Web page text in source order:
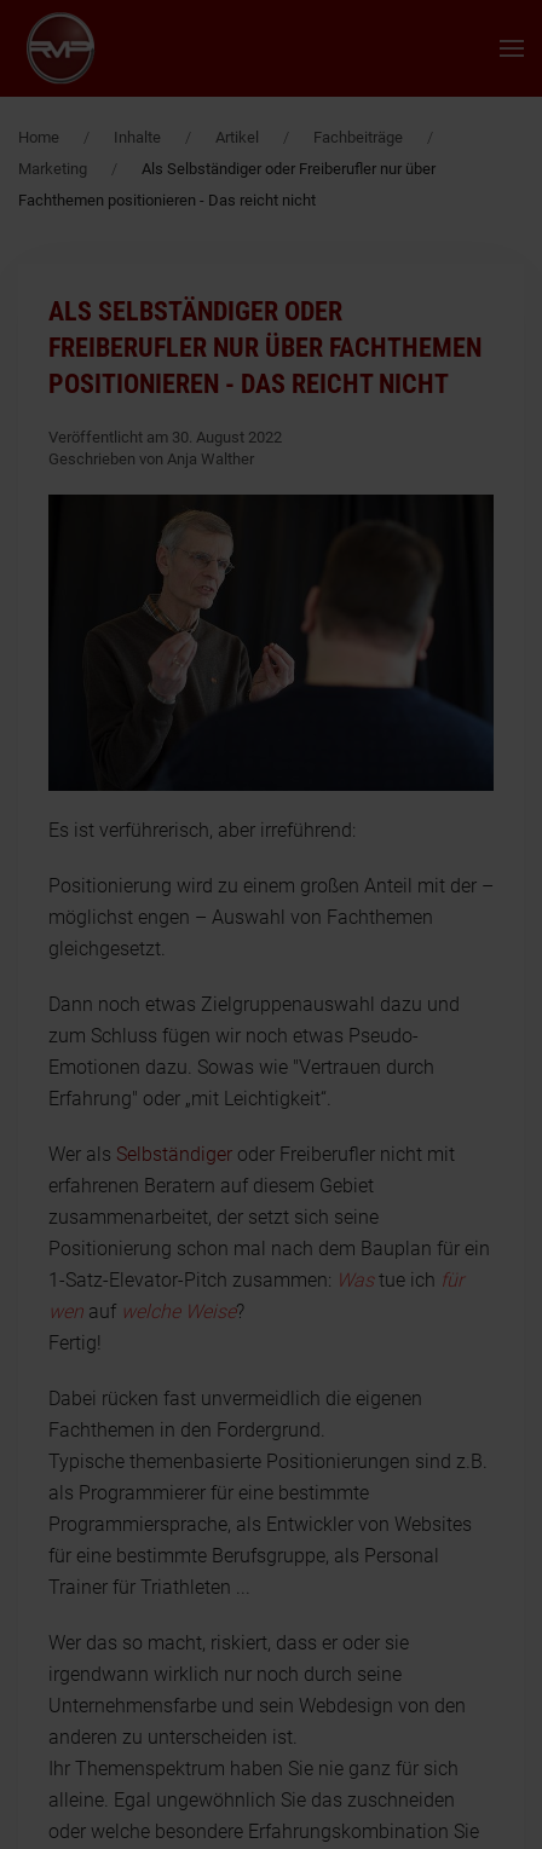
Zum Hauptinhalt springen
Home Inhalte Artikel
Fachbeiträge
Marketing
Als Selbständiger oder Freiberufler nur über
Fachthemen positionieren - Das reicht nicht
ALS SELBSTÄNDIGER ODER
FREIBERUFLER NUR ÜBER FACHTHEMEN
POSITIONIEREN - DAS REICHT NICHT
Veröffentlicht am 30. August 2022
Geschrieben von Anja Walther
Es ist verführerisch, aber irreführend:
Positionierung wird zu einem großen Anteil mit der –
möglichst engen – Auswahl von Fachthemen
gleichgesetzt.
Dann noch etwas Zielgruppenauswahl dazu und
zum Schluss fügen wir noch etwas Pseudo-
Emotionen dazu. Sowas wie "Vertrauen durch
Erfahrung" oder „mit Leichtigkeit“.
Wer als Selbständiger oder Freiberufler nicht mit
erfahrenen Beratern auf diesem Gebiet
zusammenarbeitet, der setzt sich seine
Positionierung schon mal nach dem Bauplan für ein
1-Satz-Elevator-Pitch zusammen: Wastue ich für
wen auf welche Weise?
Fertig!
Dabei rücken fast unvermeidlich die eigenen
Fachthemen in den Fordergrund.
Typische themenbasierte Positionierungen sind z.B.
als Programmierer für eine bestimmte
Programmiersprache, als Entwickler von Websites
für eine bestimmte Berufsgruppe, als Personal
Trainer für Triathleten ...
Wer das so macht, riskiert, dass er oder sie
irgendwann wirklich nur noch durch seine
Unternehmensfarbe und sein Webdesign von den
anderen zu unterscheiden ist.
Ihr Themenspektrum haben Sie nie ganz für sich
alleine. Egal ungewöhnlich Sie das zuschneiden
oder welche besondere Erfahrungskombination Sie